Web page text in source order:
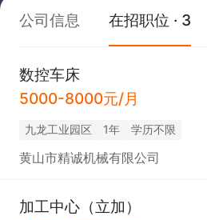
公司信息 在招职位 · 3
数控车床
5000-8000元/月
九龙工业园区 1年 学历不限
黄山市精诚机械有限公司
加工中心（立加）